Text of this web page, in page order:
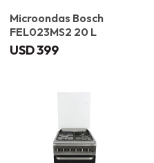
Microondas Bosch
FEL023MS2 20 L
USD399